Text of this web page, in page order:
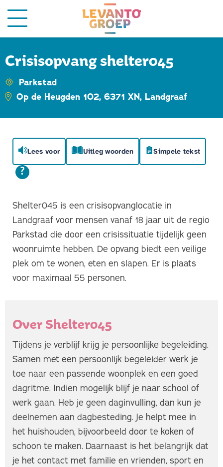
Crisisopvang shelter045
Parkstad
Op de Heugden 102, 6371 XN, Landgraaf
Lees voor Uitleg woorden Simpele tekst
Shelter045 is een crisisopvanglocatie in
Landgraaf voor mensen vanaf 18 jaar uit de regio
Parkstad die door een crisissituatie tijdelijk geen
woonruimte hebben. De opvang biedt een veilige
plek om te wonen, eten en slapen. Er is plaats
voor maximaal 55 personen.​
Over Shelter045
Tijdens je verblijf krijg je persoonlijke begeleiding.
Samen met een persoonlijk begeleider werk je
toe naar een passende woonplek en een goed
dagritme. Indien mogelijk blijf je naar school of
werk gaan. Heb je geen daginvulling, dan kun je
deelnemen aan dagbesteding. Je helpt mee in
het huishouden, bijvoorbeeld door te koken of
schoon te maken. Daarnaast is het belangrijk dat
je het contact met familie en vrienden, sport en